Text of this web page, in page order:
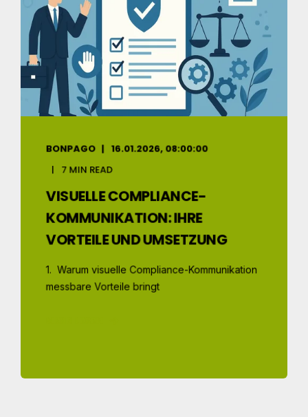
BONPAGO
16.01.2026, 08:00:00
7 MIN READ
VISUELLE COMPLIANCE-
KOMMUNIKATION: IHRE
VORTEILE UND UMSETZUNG
1. Warum visuelle Compliance-Kommunikation
messbare Vorteile bringt